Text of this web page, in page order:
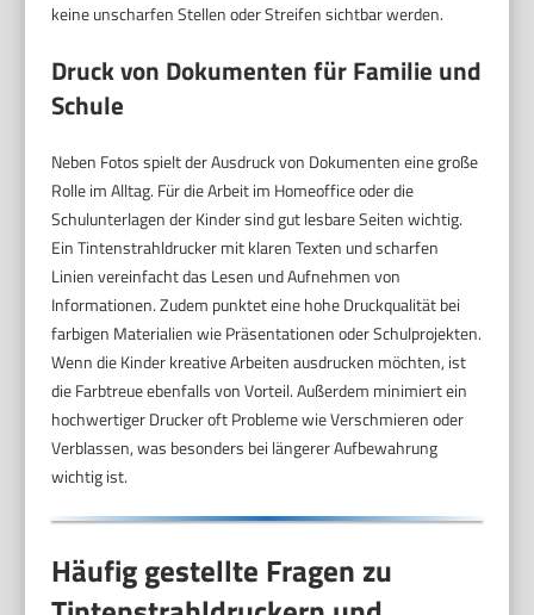
keine unscharfen Stellen oder Streifen sichtbar werden.
Druck von Dokumenten für Familie und
Schule
Neben Fotos spielt der Ausdruck von Dokumenten eine große
Rolle im Alltag. Für die Arbeit im Homeoffice oder die
Schulunterlagen der Kinder sind gut lesbare Seiten wichtig.
Ein Tintenstrahldrucker mit klaren Texten und scharfen
Linien vereinfacht das Lesen und Aufnehmen von
Informationen. Zudem punktet eine hohe Druckqualität bei
farbigen Materialien wie Präsentationen oder Schulprojekten.
Wenn die Kinder kreative Arbeiten ausdrucken möchten, ist
die Farbtreue ebenfalls von Vorteil. Außerdem minimiert ein
hochwertiger Drucker oft Probleme wie Verschmieren oder
Verblassen, was besonders bei längerer Aufbewahrung
wichtig ist.
Häufig gestellte Fragen zu